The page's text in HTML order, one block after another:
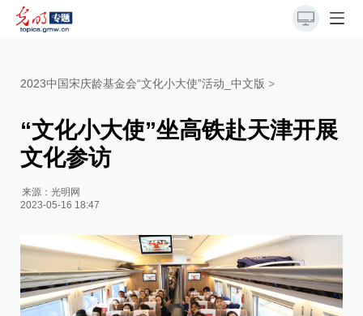
2023中国宋庆龄基金会“文化小大使”活动_中文版 >
“文化小大使”坐高铁赴天津开展
文化参访
来源：光明网
2023-05-16 18:47